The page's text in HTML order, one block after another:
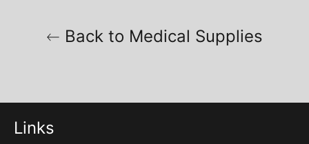
Back to Medical Supplies
Links